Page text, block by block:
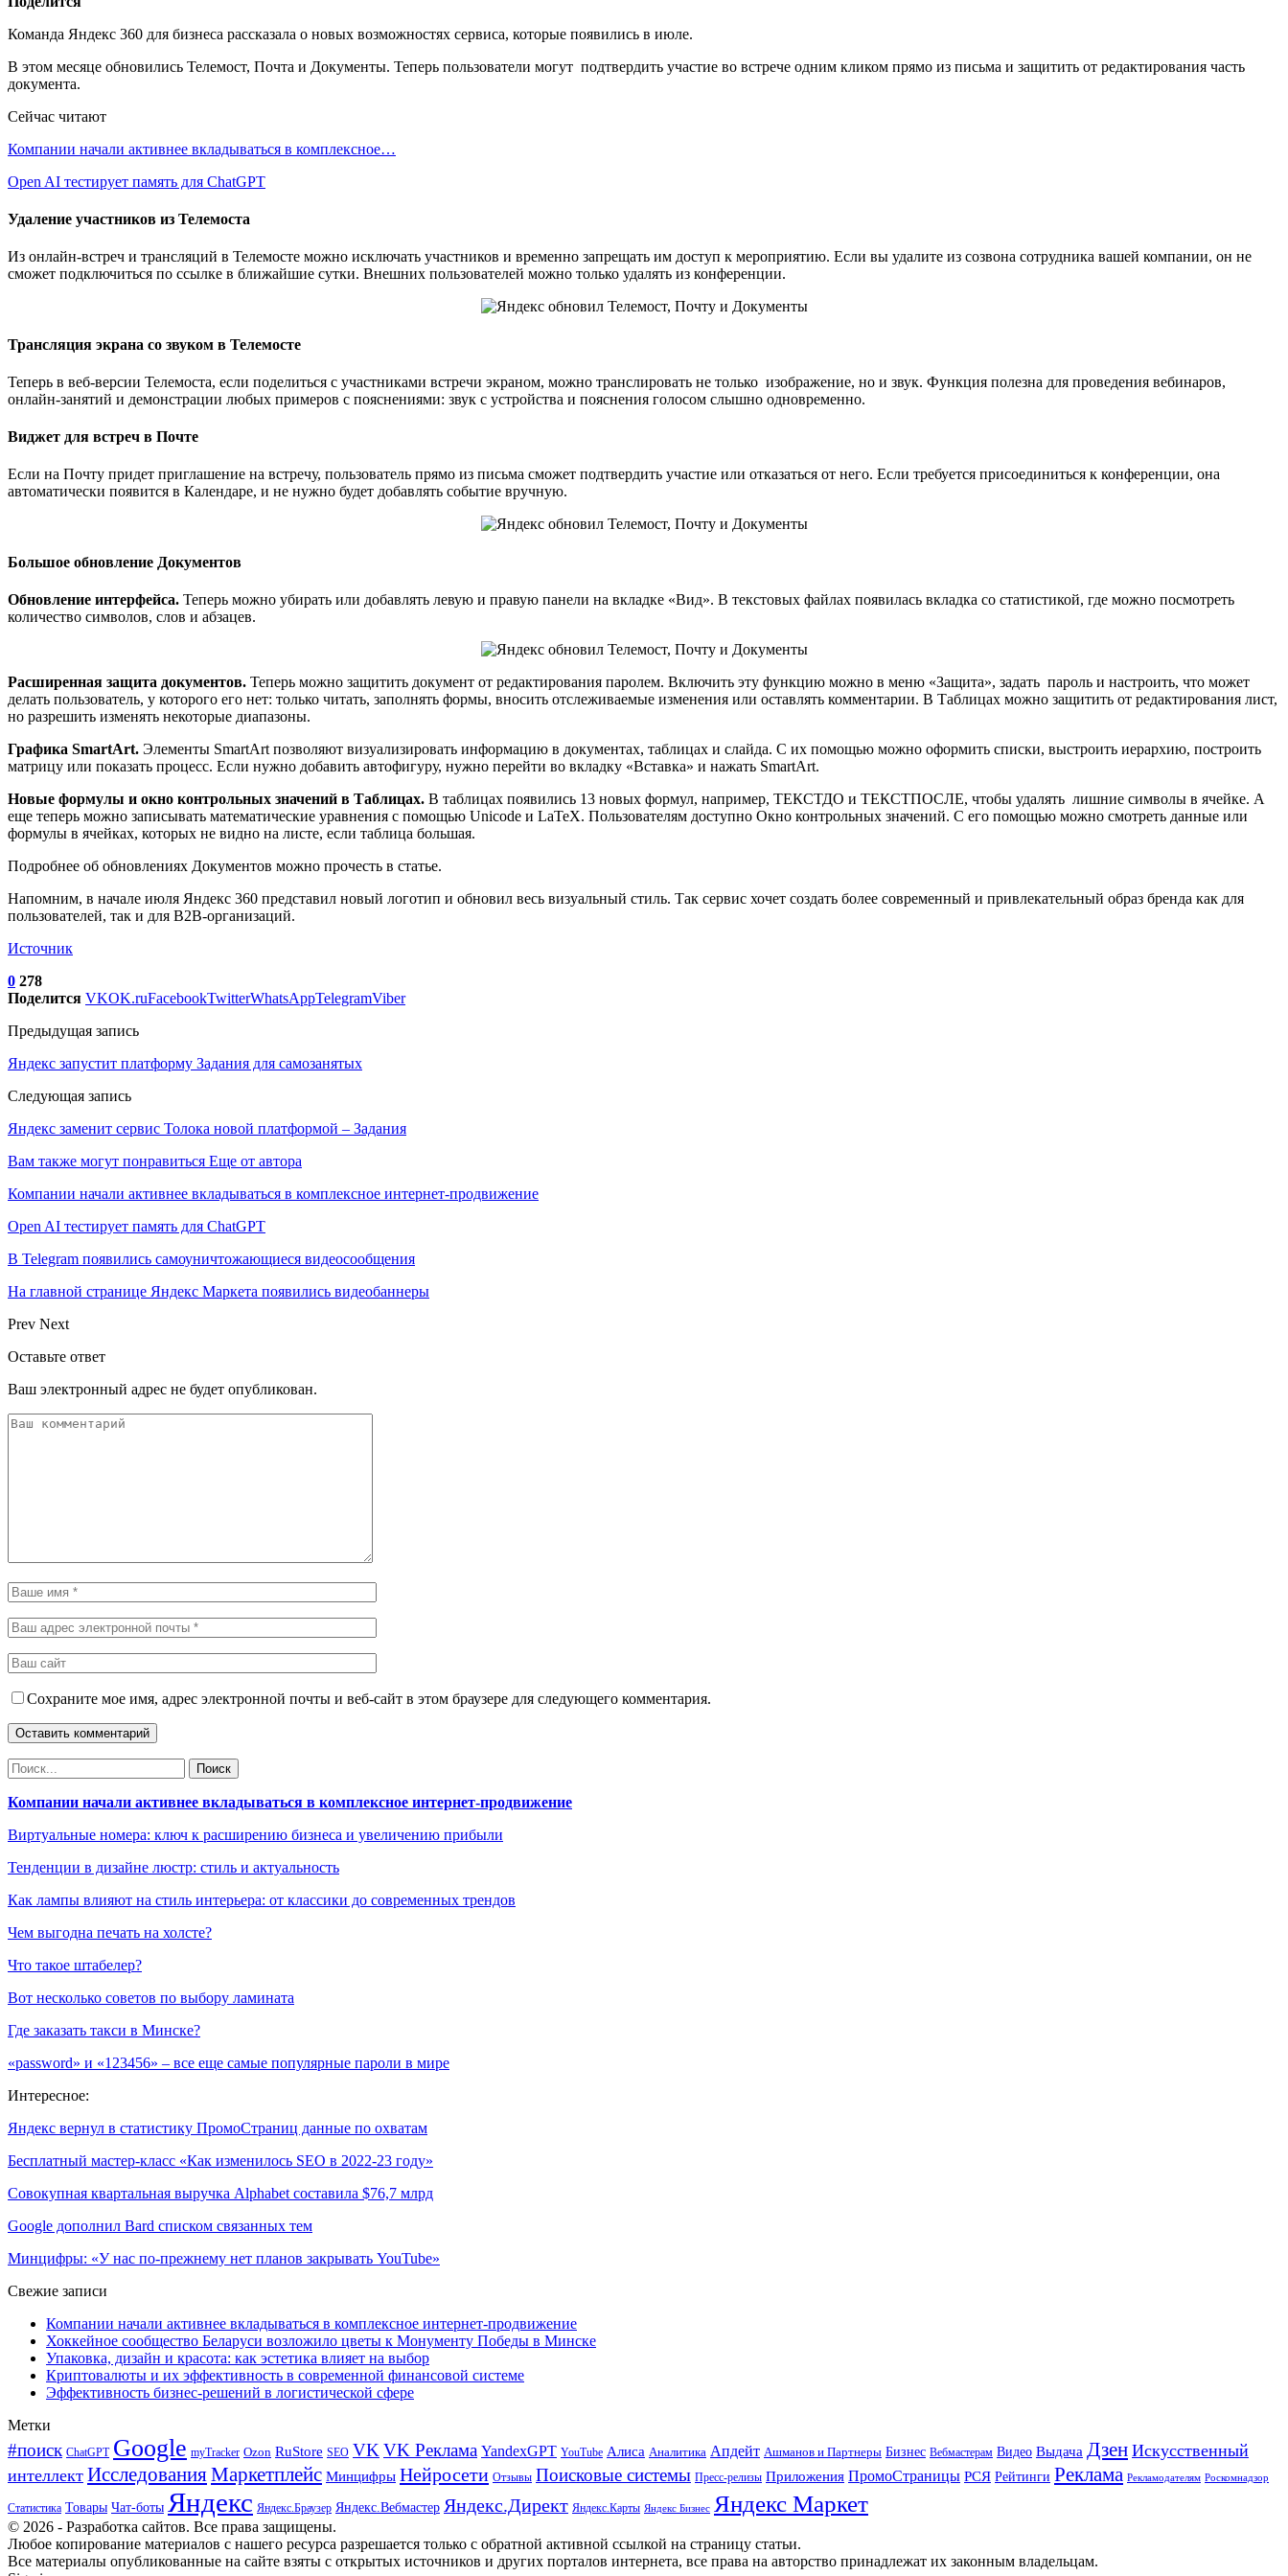
Команда Яндекс 360 для бизнеса рассказала о новых возможностях сервиса, которые появились в июле.
В этом месяце обновились Телемост, Почта и Документы. Теперь пользователи могут подтвердить участие во встрече одним кликом прямо из письма и защитить от редактирования часть
документа.
Сейчас читают
Компании начали активнее вкладываться в комплексное…
Open AI тестирует память для ChatGPT
Удаление участников из Телемоста
Из онлайн-встреч и трансляций в Телемосте можно исключать участников и временно запрещать им доступ к мероприятию. Если вы удалите из созвона сотрудника вашей компании, он не
сможет подключиться по ссылке в ближайшие сутки. Внешних пользователей можно только удалять из конференции.
Трансляция экрана со звуком в Телемосте
Теперь в веб-версии Телемоста, если поделиться с участниками встречи экраном, можно транслировать не только изображение, но и звук. Функция полезна для проведения вебинаров,
онлайн-занятий и демонстрации любых примеров с пояснениями: звук с устройства и пояснения голосом слышно одновременно.
Виджет для встреч в Почте
Если на Почту придет приглашение на встречу, пользователь прямо из письма сможет подтвердить участие или отказаться от него. Если требуется присоединиться к конференции, она
автоматически появится в Календаре, и не нужно будет добавлять событие вручную.
Большое обновление Документов
Обновление интерфейса. Теперь можно убирать или добавлять левую и правую панели на вкладке «Вид». В текстовых файлах появилась вкладка со статистикой, где можно посмотреть
количество символов, слов и абзацев.
Расширенная защита документов. Теперь можно защитить документ от редактирования паролем. Включить эту функцию можно в меню «Защита», задать пароль и настроить, что может
делать пользователь, у которого его нет: только читать, заполнять формы, вносить отслеживаемые изменения или оставлять комментарии. В Таблицах можно защитить от редактирования лист,
но разрешить изменять некоторые диапазоны.
Графика SmartArt. Элементы SmartArt позволяют визуализировать информацию в документах, таблицах и слайда. С их помощью можно оформить списки, выстроить иерархию, построить
матрицу или показать процесс. Если нужно добавить автофигуру, нужно перейти во вкладку «Вставка» и нажать SmartArt.
Новые формулы и окно контрольных значений в Таблицах. В таблицах появились 13 новых формул, например, ТЕКСТДО и ТЕКСТПОСЛЕ, чтобы удалять лишние символы в ячейке. А
еще теперь можно записывать математические уравнения с помощью Unicode и LaTeX. Пользователям доступно Окно контрольных значений. С его помощью можно смотреть данные или
формулы в ячейках, которых не видно на листе, если таблица большая.
Подробнее об обновлениях Документов можно прочесть в статье.
Напомним, в начале июля Яндекс 360 представил новый логотип и обновил весь визуальный стиль. Так сервис хочет создать более современный и привлекательный образ бренда как для
пользователей, так и для B2B-организаций.
Источник
0 278
Поделится VKOK.ruFacebookTwitterWhatsAppTelegramViber
Предыдущая запись
Яндекс запустит платформу Задания для самозанятых
Следующая запись
Яндекс заменит сервис Толока новой платформой – Задания
Вам также могут понравиться Еще от автора
Компании начали активнее вкладываться в комплексное интернет-продвижение
Open AI тестирует память для ChatGPT
В Telegram появились самоуничтожающиеся видеосообщения
На главной странице Яндекс Маркета появились видеобаннеры
Prev Next
Оставьте ответ
Ваш электронный адрес не будет опубликован.
Сохраните мое имя, адрес электронной почты и веб-сайт в этом браузере для следующего комментария.
Компании начали активнее вкладываться в комплексное интернет-продвижение
Виртуальные номера: ключ к расширению бизнеса и увеличению прибыли
Тенденции в дизайне люстр: стиль и актуальность
Как лампы влияют на стиль интерьера: от классики до современных трендов
Чем выгодна печать на холсте?
Что такое штабелер?
Вот несколько советов по выбору ламината
Где заказать такси в Минске?
«password» и «123456» – все еще самые популярные пароли в мире
Интересное:
Яндекс вернул в статистику ПромоСтраниц данные по охватам
Бесплатный мастер-класс «Как изменилось SEO в 2022-23 году»
Совокупная квартальная выручка Alphabet составила $76,7 млрд
Google дополнил Bard списком связанных тем
Минцифры: «У нас по-прежнему нет планов закрывать YouTube»
Свежие записи
Компании начали активнее вкладываться в комплексное интернет-продвижение
Хоккейное сообщество Беларуси возложило цветы к Монументу Победы в Минске
Упаковка, дизайн и красота: как эстетика влияет на выбор
Криптовалюты и их эффективность в современной финансовой системе
Эффективность бизнес-решений в логистической сфере
Метки
#поиск ChatGPT Google myTracker Ozon RuStore SEO VK VK Реклама YandexGPT YouTube Алиса Аналитика Апдейт Ашманов и Партнеры Бизнес Вебмастерам Видео Выдача Дзен Искусственный
интеллект ИсследованияМаркетплейс Минцифры Нейросети Отзывы Поисковые системы Пресс-релизы Приложения ПромоСтраницы РСЯ Рейтинги Реклама Рекламодателям Роскомнадзор
Статистика Товары Чат-боты Яндекс Яндекс.Браузер Яндекс.Вебмастер Яндекс.Директ Яндекс.Карты Яндекс Бизнес Яндекс Маркет
© 2026 - Разработка сайтов. Все права защищены.
Любое копирование материалов с нашего ресурса разрешается только с обратной активной ссылкой на страницу статьи.
Все материалы опубликованные на сайте взяты с открытых источников и других порталов интернета, все права на авторство принадлежат их законным владельцам.